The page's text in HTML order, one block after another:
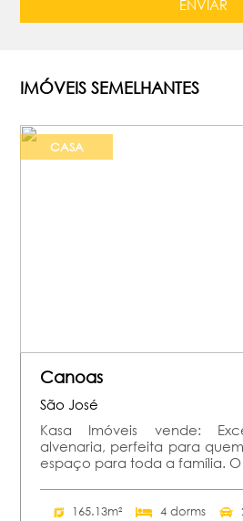
IMÓVEIS SEMELHANTES
CASA
Canoas
São José
Kasa Imóveis vende:
alvenaria, perfeita para
espaço para toda a família. O
165.13m² 4 dorms